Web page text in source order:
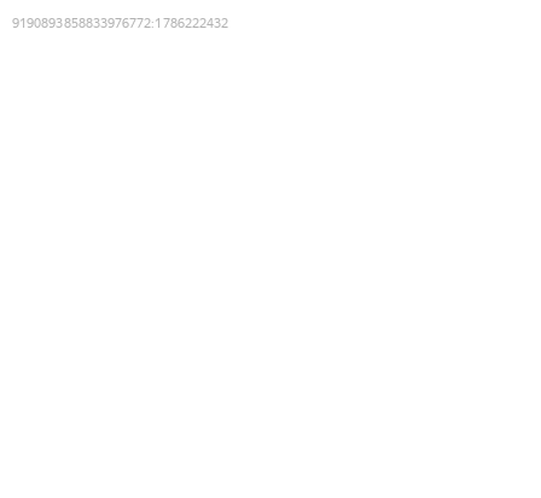
9190893858833976772:1786222432